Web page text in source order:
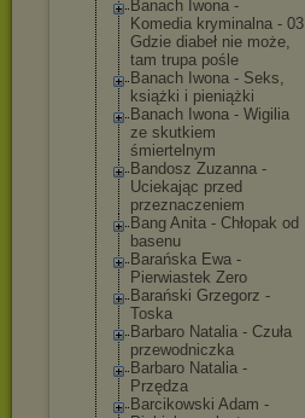
Banach Iwona -
Komedia kryminalna - 03
Gdzie diabeł nie może,
tam trupa pośle
Banach Iwona - Seks,
książki i pieniążki
Banach Iwona - Wigilia
ze skutkiem
śmiertelnym
Bandosz Zuzanna -
Uciekając przed
przeznaczeniem
Bang Anita - Chłopak od
basenu
Barańska Ewa -
Pierwiastek Zero
Barański Grzegorz -
Toska
Barbaro Natalia - Czuła
przewodniczka
Barbaro Natalia -
Przędza
Barcikowski Adam -